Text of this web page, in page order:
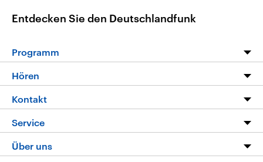
Entdecken Sie den Deutschlandfunk
Programm
Programm
Die Nachrichten
Nachrichtenleicht
Neue Beiträge auf dlf.de
Hören
Livestream
Podcasts
Deutschlandfunk App
Kontakt
Hörerservice
Service
FAQ
Über uns